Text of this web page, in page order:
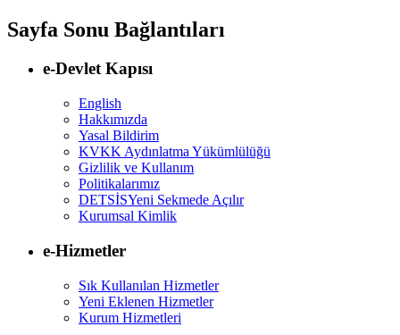
Sayfa Sonu Bağlantıları
e-Devlet Kapısı
English
Hakkımızda
Yasal Bildirim
KVKK Aydınlatma Yükümlülüğü
Gizlilik ve Kullanım
Politikalarımız
DETSİSYeni Sekmede Açılır
Kurumsal Kimlik
e-Hizmetler
Sık Kullanılan Hizmetler
Yeni Eklenen Hizmetler
Kurum Hizmetleri